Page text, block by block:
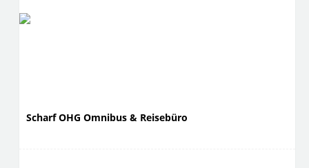
Scharf OHG Omnibus & Reisebüro